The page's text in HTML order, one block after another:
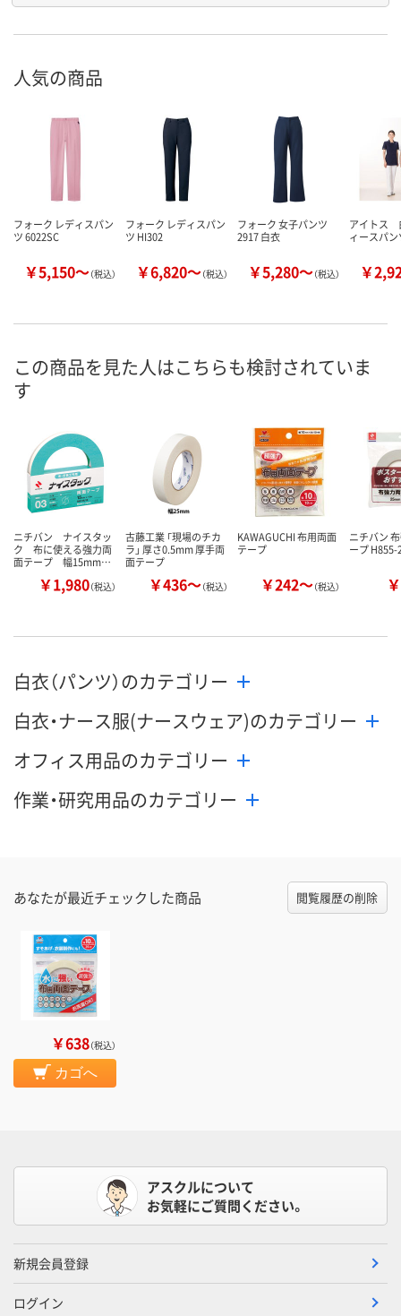
人気の商品
フォーク レディスパン
ツ 6022SC
￥5,150～（税込）
フォーク レディスパン
ツ HI302
￥6,820～（税込）
フォーク 女子パンツ
2917 白衣
￥5,280～（税込）
アイトス
ィースパ
￥
この商品を見た人はこちらも検討されていま
す
ニチバン ナイスタッ
ク 布に使える強力両
面テープ 幅15mm…
￥1,980（税込）
古藤工業 「現場のチカ
ラ」 厚さ0.5mm 厚手両
面テープ
￥436～（税込）
KAWAGUCHI 布用両面
テープ
￥242～（税込）
ニチバン
ープ H855-
白衣（パンツ）のカテゴリー
白衣・ナース服(ナースウェア)のカテゴリー
オフィス用品のカテゴリー
作業・研究用品のカテゴリー
あなたが最近チェックした商品 閲覧履歴の削除
￥638（税込）
カゴへ
アスクルについて
お気軽にご質問ください。
新規会員登録
ログイン